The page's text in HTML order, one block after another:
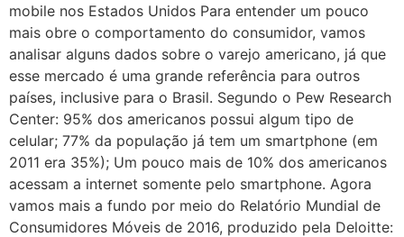
mobile nos Estados Unidos Para entender um pouco
mais obre o comportamento do consumidor, vamos
analisar alguns dados sobre o varejo americano, já que
esse mercado é uma grande referência para outros
países, inclusive para o Brasil. Segundo o Pew Research
Center: 95% dos americanos possui algum tipo de
celular; 77% da população já tem um smartphone (em
2011 era 35%); Um pouco mais de 10% dos americanos
acessam a internet somente pelo smartphone. Agora
vamos mais a fundo por meio do Relatório Mundial de
Consumidores Móveis de 2016, produzido pela Deloitte: